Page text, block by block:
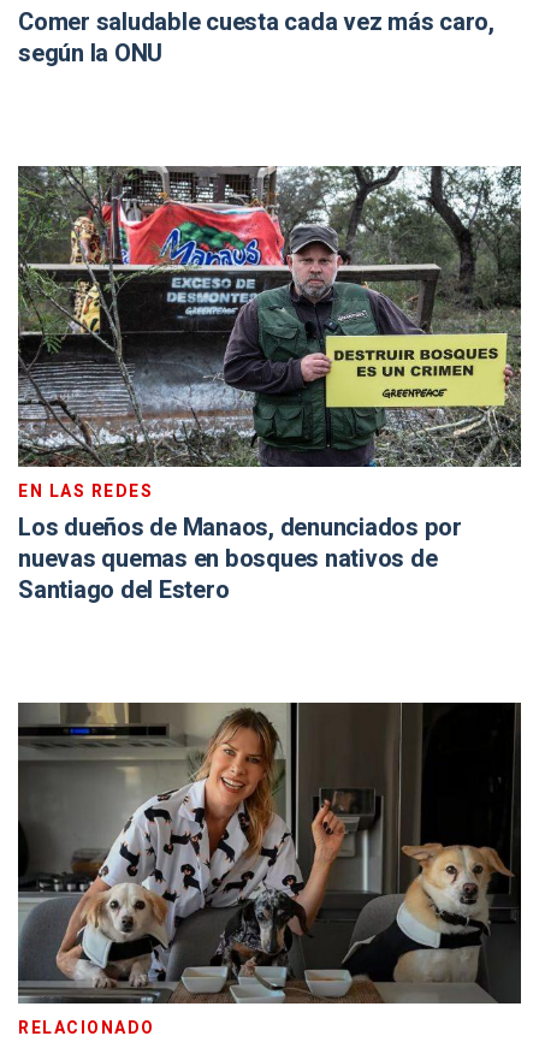
Comer saludable cuesta cada vez más caro,
según la ONU
EN LAS REDES
Los dueños de Manaos, denunciados por
nuevas quemas en bosques nativos de
Santiago del Estero
RELACIONADO